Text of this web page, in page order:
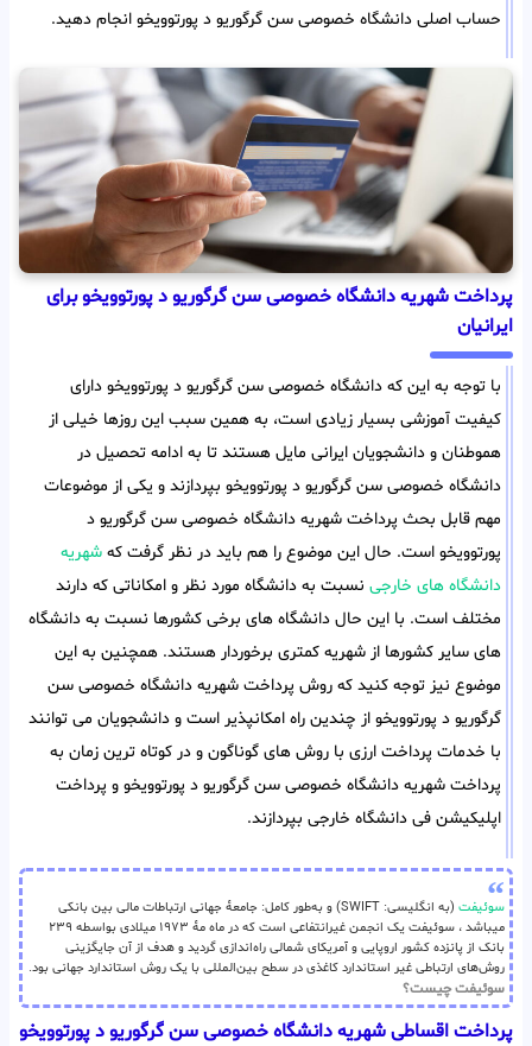
حساب اصلی دانشگاه خصوصی سن گرگوریو د پورتوویخو انجام دهید.
پرداخت شهریه دانشگاه خصوصی سن گرگوریو د پورتوویخو برای
ایرانیان
با توجه به این که دانشگاه خصوصی سن گرگوریو د پورتوویخو دارای
کیفیت آموزشی بسیار زیادی است، به همین سبب این روزها خیلی از
هموطنان و دانشجویان ایرانی مایل هستند تا به ادامه تحصیل در
دانشگاه خصوصی سن گرگوریو د پورتوویخو بپردازند و یکی از موضوعات
مهم قابل بحث پرداخت شهریه دانشگاه خصوصی سن گرگوریو د
پورتوویخو است. حال این موضوع را هم باید در نظر گرفت که شهریه
دانشگاه های خارجی نسبت به دانشگاه مورد نظر و امکاناتی که دارند
مختلف است. با این حال دانشگاه های برخی کشورها نسبت به دانشگاه
های سایر کشورها از شهریه کمتری برخوردار هستند. همچنین به این
موضوع نیز توجه کنید که روش پرداخت شهریه دانشگاه خصوصی سن
گرگوریو د پورتوویخو از چندین راه امکانپذیر است و دانشجویان می توانند
با خدمات پرداخت ارزی با روش های گوناگون و در کوتاه ترین زمان به
پرداخت شهریه دانشگاه خصوصی سن گرگوریو د پورتوویخو و پرداخت
اپلیکیشن فی دانشگاه خارجی بپردازند.
سوئیفت
(به انگلیسی: SWIFT) و به‌طور کامل: جامعهٔ جهانی ارتباطات مالی بین بانکی
میباشد ، سوئیفت یک انجمن غیرانتفاعی است که در ماه مهٔ ۱۹۷۳ میلادی بواسطه ۲۳۹
بانک از پانزده کشور اروپایی و آمریکای شمالی راه‌اندازی گردید و هدف از آن جایگزینی
روش‌های ارتباطی غیر استاندارد کاغذی در سطح بین‌المللی با یک روش استاندارد جهانی بود.
سوئیفت چیست؟
پرداخت اقساطی شهریه دانشگاه خصوصی سن گرگوریو د پورتوویخو